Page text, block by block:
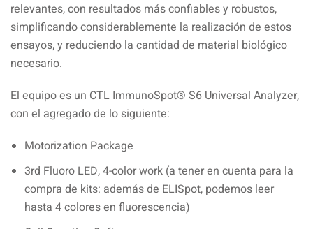
relevantes, con resultados más confiables y robustos,
simplificando considerablemente la realización de estos
ensayos, y reduciendo la cantidad de material biológico
necesario.
El equipo es un CTL ImmunoSpot® S6 Universal Analyzer,
con el agregado de lo siguiente:
Motorization Package
3rd Fluoro LED, 4-color work (a tener en cuenta para la
compra de kits: además de ELISpot, podemos leer
hasta 4 colores en fluorescencia)